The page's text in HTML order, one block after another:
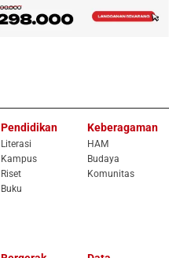
Pendidikan
Literasi
Kampus
Riset
Buku
Keberagaman
HAM
Budaya
Komunitas